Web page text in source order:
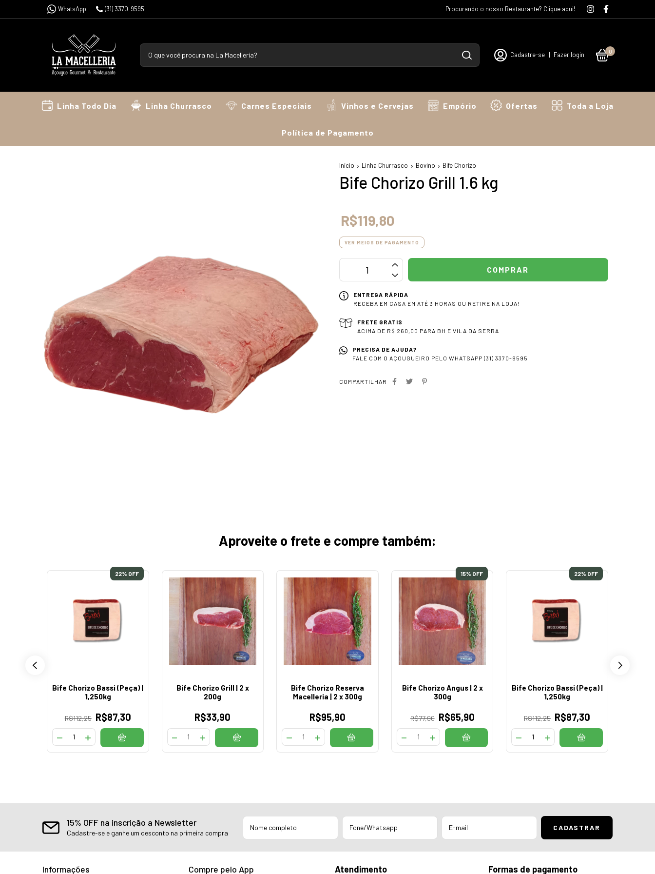
WhatsApp (31) 3370-9595 Procurando o nosso Restaurante? Clique aqui!
Cadastre-se | Fazer login 0
Linha Todo Dia Linha Churrasco Carnes Especiais Vinhos e Cervejas Empório Ofertas Toda a Loja
Política de Pagamento
Início Linha Churrasco Bovino Bife Chorizo
Bife Chorizo Grill 1.6 kg
R$119,80
VER MEIOS DE PAGAMENTO
ENTREGA RÁPIDA
RECEBA EM CASA EM ATÉ 3 HORAS OU RETIRE NA LOJA!
FRETE GRATIS
ACIMA DE R$ 260,00 PARA BH E VILA DA SERRA
PRECISA DE AJUDA?
FALE COM O AÇOUGUEIRO PELO WHATSAPP (31) 3370-9595
COMPARTILHAR
Aproveite o frete e compre também:
22% OFF
Bife Chorizo Bassi (Peça) |
1,250kg
R$112,25 R$87,30
Bife Chorizo Grill | 2 x
200g
R$33,90
Bife Chorizo Reserva
Macelleria | 2 x 300g
R$95,90
15% OFF
Bife Chorizo Angus | 2 x
300g
R$77,90 R$65,90
22% OFF
Bife Chorizo Bassi (Peça) |
1,250kg
R$112,25 R$87,30
15% OFF na inscrição a Newsletter
Cadastre-se e ganhe um desconto na primeira compra
Informações Compre pelo App Atendimento Formas de pagamento